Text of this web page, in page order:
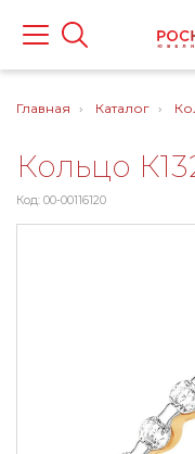
Главная Каталог
Кольцо
Код: 00-00116120